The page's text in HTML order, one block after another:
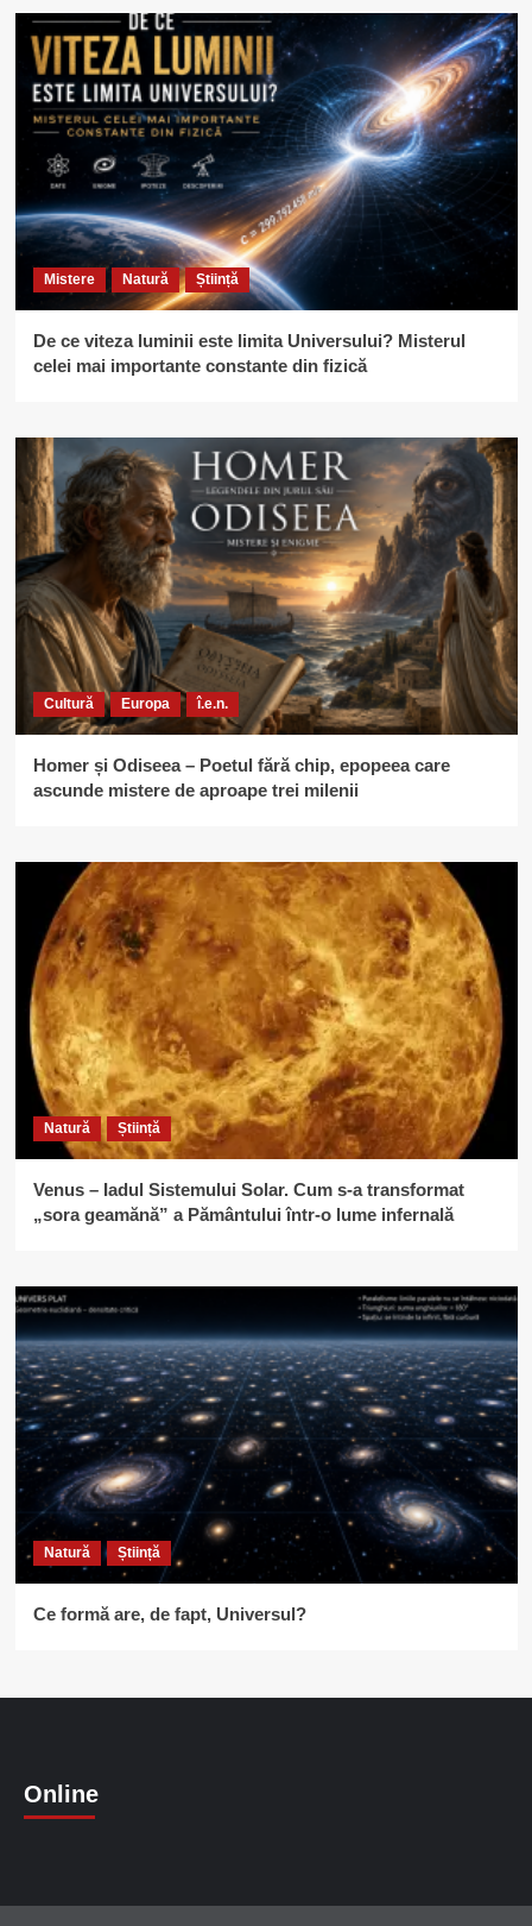
Mistere Natură Știință
De ce viteza luminii este limita Universului? Misterul
celei mai importante constante din fizică
Cultură Europa î.e.n.
Homer și Odiseea – Poetul fără chip, epopeea care
ascunde mistere de aproape trei milenii
Natură Știință
Venus – Iadul Sistemului Solar. Cum s-a transformat
„sora geamănă” a Pământului într-o lume infernală
Natură Știință
Ce formă are, de fapt, Universul?
Online